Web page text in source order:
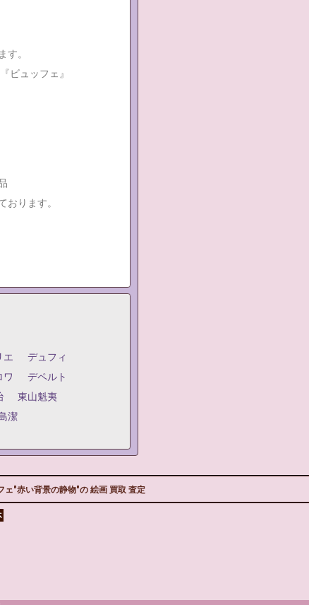
す。
ビュッフェ』
おります。
エ
デュフィ
ワ
デペルト
東山魁夷
潔
ェ"赤い背景の静物"の 絵画 買取 査定